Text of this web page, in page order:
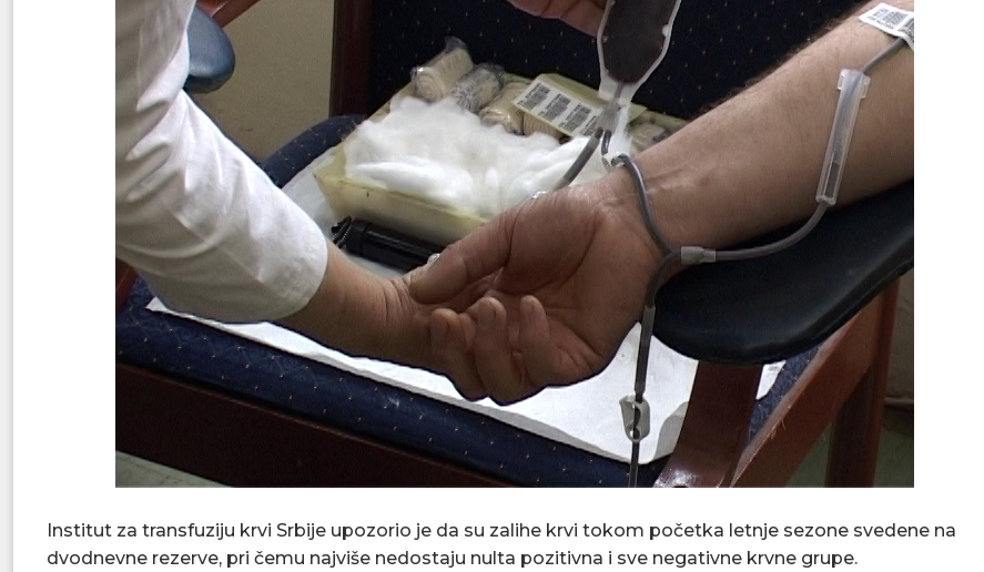
Institut za transfuziju krvi Srbije upozorio je da su zalihe krvi tokom početka letnje sezone svedene na
dvodnevne rezerve, pri čemu najviše nedostaju nulta pozitivna i sve negativne krvne grupe.